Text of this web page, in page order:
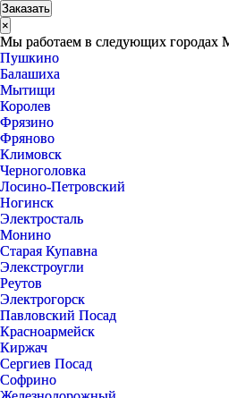
×
Мы работаем в следующих городах
Пушкино
Балашиха
Мытищи
Королев
Фрязино
Фряново
Климовск
Черноголовка
Лосино-Петровский
Ногинск
Электросталь
Монино
Старая Купавна
Элекстроугли
Реутов
Электрогорск
Павловский Посад
Красноармейск
Киржач
Сергиев Посад
Софрино